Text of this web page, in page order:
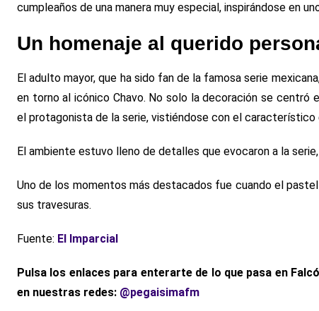
cumpleaños de una manera muy especial, inspirándose en
Un homenaje al querido
El adulto mayor, que ha sido fan de la famosa serie
en torno al icónico Chavo. No solo la decoración se
el protagonista de la serie, vistiéndose con el característico
El ambiente estuvo lleno de detalles que evocaron a la
Uno de los momentos más destacados fue cuando el
sus travesuras.
Fuente: El Imparcial
Pulsa los enlaces para enterarte de lo que pasa en
en nuestras redes: @pegaisimafm